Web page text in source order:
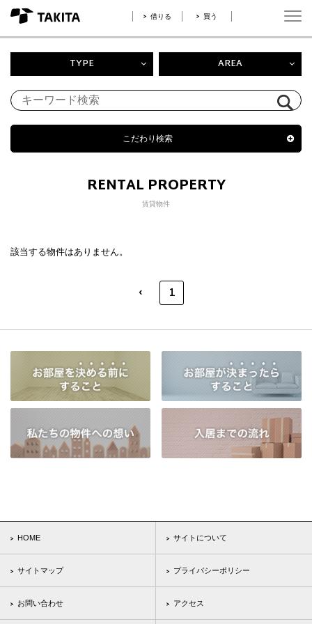
借りる 買う
TYPE AREA
こだわり検索
RENTAL PROPERTY
賃貸物件
該当する物件はありません。
‹ 1
HOME サイトについて
サイトマップ プライバシーポリシー
お問い合わせ アクセス